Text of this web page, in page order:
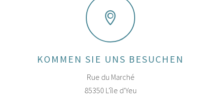
KOMMEN SIE UNS BESUCHEN
Rue du Marché
85350 L'île d'Yeu